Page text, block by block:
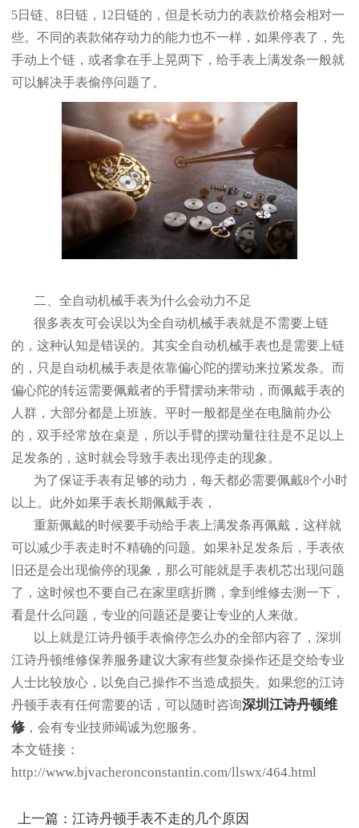
5日链、8日链，12日链的，但是长动力的表款价格会相对一
些。不同的表款储存动力的能力也不一样，如果停表了，先
手动上个链，或者拿在手上晃两下，给手表上满发条一般就
可以解决手表偷停问题了。
二、全自动机械手表为什么会动力不足
很多表友可会误以为全自动机械手表就是不需要上链
的，这种认知是错误的。其实全自动机械手表也是需要上链
的，只是自动机械手表是依靠偏心陀的摆动来拉紧发条。而
偏心陀的转运需要佩戴者的手臂摆动来带动，而佩戴手表的
人群，大部分都是上班族。平时一般都是坐在电脑前办公
的，双手经常放在桌是，所以手臂的摆动量往往是不足以上
足发条的，这时就会导致手表出现停走的现象。
为了保证手表有足够的动力，每天都必需要佩戴8个小时
以上。此外如果手表长期佩戴手表，
重新佩戴的时候要手动给手表上满发条再佩戴，这样就
可以减少手表走时不精确的问题。如果补足发条后，手表依
旧还是会出现偷停的现象，那么可能就是手表机芯出现问题
了，这时候也不要自己在家里瞎折腾，拿到维修去测一下，
看是什么问题，专业的问题还是要让专业的人来做。
以上就是江诗丹顿手表偷停怎么办的全部内容了，深圳
江诗丹顿维修保养服务建议大家有些复杂操作还是交给专业
人士比较放心，以免自己操作不当造成损失。如果您的江诗
丹顿手表有任何需要的话，可以随时咨询深圳江诗丹顿维
修 ，会有专业技师竭诚为您服务。
本文链接：
http://www.bjvacheronconstantin.com/llswx/464.html
上一篇：江诗丹顿手表不走的几个原因